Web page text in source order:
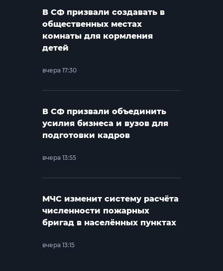
В СФ призвали создавать в
общественных местах
комнаты для кормления
детей
вчера 17:30
В СФ призвали объединить
усилия бизнеса и вузов для
подготовки кадров
вчера 13:55
МЧС изменит систему расчёта
численности пожарных
бригад в населённых пунктах
вчера 13:15